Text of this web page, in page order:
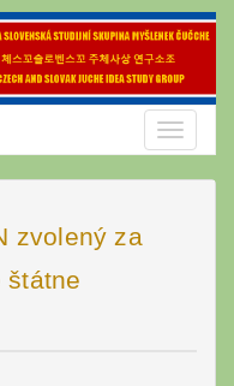
Toggle
zvolený za
štátne